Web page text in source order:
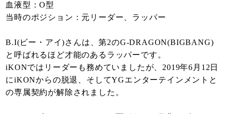
血液型：O型
当時のポジション：元リーダー、ラッパー
B.I(ビー・アイ)さんは、第2のG-DRAGON(BIGBANG)
と呼ばれるほど才能のあるラッパーです。
iKONではリーダーも務めていましたが、2019年6月12日
にiKONからの脱退、そしてYGエンターテインメントと
の専属契約が解除されました。